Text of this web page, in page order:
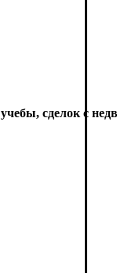
сделок с